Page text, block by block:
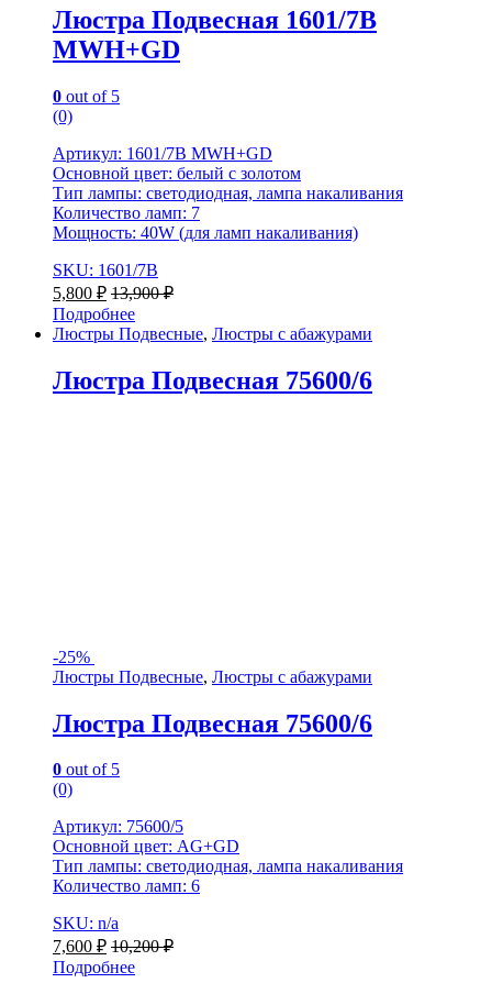
Люстра Подвесная 1601/7B
MWH+GD
0 out of 5
(0)
Артикул: 1601/7B MWH+GD
Основной цвет: белый с золотом
Тип лампы: светодиодная, лампа накаливания
Количество ламп: 7
Мощность: 40W (для ламп накаливания)
SKU: 1601/7B
5,800 ₽ 13,900₽
Подробнее
Люстры Подвесные, Люстры с абажурами
Люстра Подвесная 75600/6
-25%
Люстры Подвесные, Люстры с абажурами
Люстра Подвесная 75600/6
0 out of 5
(0)
Артикул: 75600/5
Основной цвет: AG+GD
Тип лампы: светодиодная, лампа накаливания
Количество ламп: 6
SKU: n/a
7,600 ₽ 10,200₽
Подробнее